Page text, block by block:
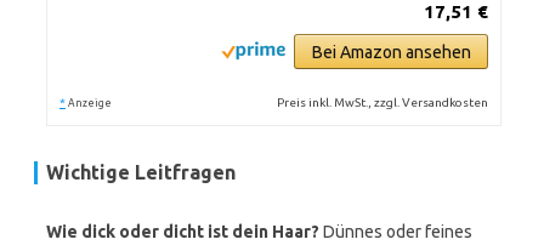
17,51 €
Bei Amazon ansehen
* Anzeige Preis inkl. MwSt., zzgl. Versandkosten
Wichtige Leitfragen
Wie dick oder dicht ist dein Haar? Dünnes oder feines